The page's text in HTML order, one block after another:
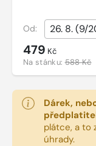
Od:
479 Kč
Na stánku:588 Kč
Dárek,
plátce, a to
úhrady.